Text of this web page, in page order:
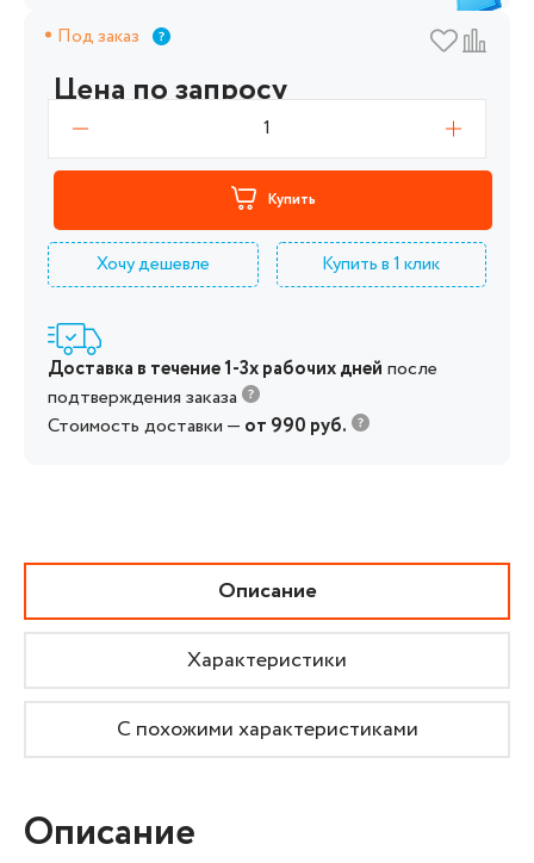
Под заказ
Цена по запросу
1
Купить
Хочу дешевле Купить в 1 клик
Доставка в течение 1-3х рабочих дней после
подтверждения заказа
Стоимость доставки — от 990 руб.
Описание
Характеристики
С похожими характеристиками
Описание